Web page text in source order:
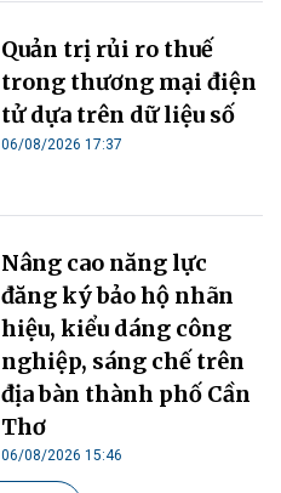
Quản trị rủi ro thuế
trong thương mại điện
tử dựa trên dữ liệu số
06/08/2026 17:37
Nâng cao năng lực
đăng ký bảo hộ nhãn
hiệu, kiểu dáng công
nghiệp, sáng chế trên
địa bàn thành phố Cần
Thơ
06/08/2026 15:46